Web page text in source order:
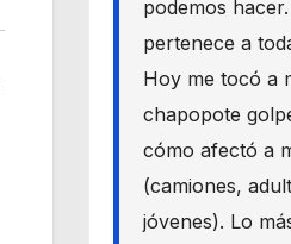
podemos hacer.
pertenece a
Hoy me tocó a
chapopote
cómo afectó a
(camiones,
jóvenes). Lo